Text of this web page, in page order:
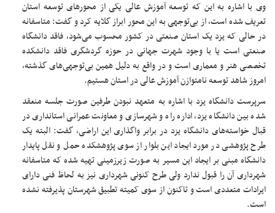
وی با اشاره به این که توسعه آموزش عالی یکی از محورهای توسعه استان
تعریف شده است، از بی‌توجهی به این محور ابراز گلایه کرد و گفت: متاسفانه
در حالی که یزد یک استان صنعتی در کشور محسوب می‌شود، فاقد دانشگاه
صنعتی است یا با وجود شهرت جهانی در حوزه گردشگری فاقد دانشکده
تخصصی هنر و معماری است و در واقع به دلیل همین بی‌توجهی‌های گذشته،
امروز شاهد توسعه نامتوازن آموزش عالی در استان هستیم.
سرپرست دانشگاه یزد با اشاره به متعهد نبودن طرفین صورت جلسه منعقد
شده بین دانشگاه یزد، اداره راه و شهرسازی و معاونت عمرانی استانداری در
قبال خواسته‌های دانشگاه یزد در برابر واگذاری این اراضی، گفت: البته یک
طرح پژوهشی در مورد ایجاد این بلوار از سوی پژوهشکده حمل و نقل پایدار
دانشگاه مبنی بر ایجاد این مسیر به صورت زیرزمینی تهیه شده که متاسفانه
شهرداری آن را قبول ندارد ولی طرح کنونی شهرداری نیز به لحاظ فنی دارای
ایرادات متعددی است و تاکنون از سوی کمیته تطبیق شهرستان پذیرفته نشده
است.